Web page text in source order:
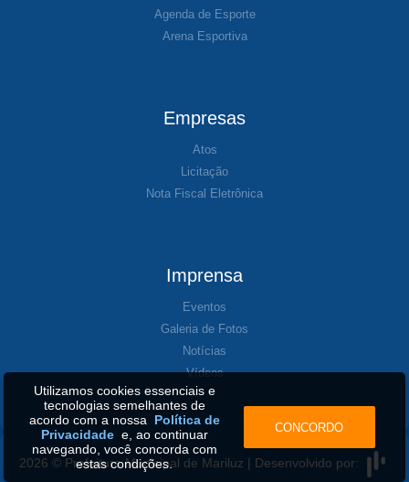
Agenda de Esporte
Arena Esportiva
Empresas
Atos
Licitação
Nota Fiscal Eletrônica
Imprensa
Eventos
Galeria de Fotos
Notícias
Vídeos
2026 © Prefeitura Municipal de Mariluz | Desenvolvido por:
Utilizamos cookies essenciais e
tecnologias semelhantes de
acordo com a nossa Política de
Privacidadee, ao continuar
navegando, você concorda com
estas condições.
CONCORDO